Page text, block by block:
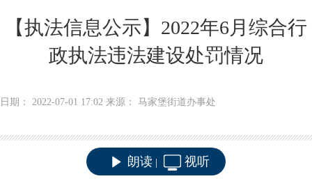
【执法信息公示】2022年6月综合行
政执法违法建设处罚情况
日期： 2022-07-01 17:02 来源： 马家堡街道办事处
朗读 视听